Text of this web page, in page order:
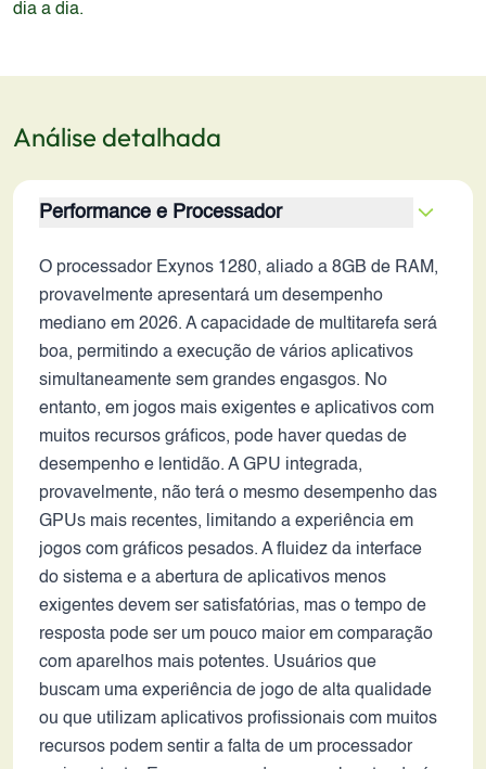
dia a dia.
Análise detalhada
Performance e Processador
O processador Exynos 1280, aliado a 8GB de RAM,
provavelmente apresentará um desempenho
mediano em 2026. A capacidade de multitarefa será
boa, permitindo a execução de vários aplicativos
simultaneamente sem grandes engasgos. No
entanto, em jogos mais exigentes e aplicativos com
muitos recursos gráficos, pode haver quedas de
desempenho e lentidão. A GPU integrada,
provavelmente, não terá o mesmo desempenho das
GPUs mais recentes, limitando a experiência em
jogos com gráficos pesados. A fluidez da interface
do sistema e a abertura de aplicativos menos
exigentes devem ser satisfatórias, mas o tempo de
resposta pode ser um pouco maior em comparação
com aparelhos mais potentes. Usuários que
buscam uma experiência de jogo de alta qualidade
ou que utilizam aplicativos profissionais com muitos
recursos podem sentir a falta de um processador